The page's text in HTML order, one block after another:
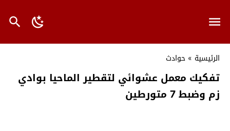
الرئيسية » حوادث
تفكيك معمل عشوائي لتقطير الماحيا بوادي
زم وضبط 7 متورطين